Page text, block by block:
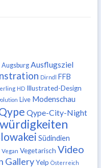
Augsburg Ausflugsziel
Dirndl FFB
HD Illustrated-Design
Live Modenschau
Qype-City-Night
Südindien
Vegan Vegetarisch Video
Gallery Yelp Österreich